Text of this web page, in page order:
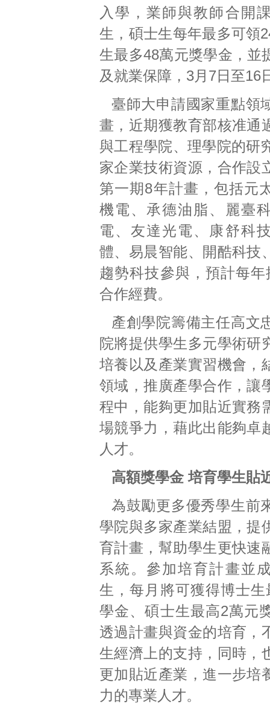
入學，業師與教師合開
生，碩士生每年最多可領
生最多48萬元獎學金，並
及就業保障，3月7日至16
臺師大申請國家重點領
畫，近期獲教育部核准通
與工程學院、理學院的研
家企業技術資源，合作設
第一期8年計畫，包括元
機電、承德油脂、麗臺
電、友達光電、康舒科
體、易晨智能、開酷科技
趨勢科技參與，預計每
合作經費。
產創學院籌備主任高文
院將提供學生多元學術研
培養以及產業實習機會，
領域，推廣產學合作，讓
程中，能夠更加貼近實務
場競爭力，藉此出能夠卓
人才。
高額獎學金 培育學生貼
為鼓勵更多優秀學生前
學院與多家產業結盟，提
育計畫，幫助學生更快速
系統。參加培育計畫並
生，每月將可獲得博士
學金、碩士生最高2萬元
透過計畫與資金的培育，
生經濟上的支持，同時，
更加貼近產業，進一步培
力的專業人才。